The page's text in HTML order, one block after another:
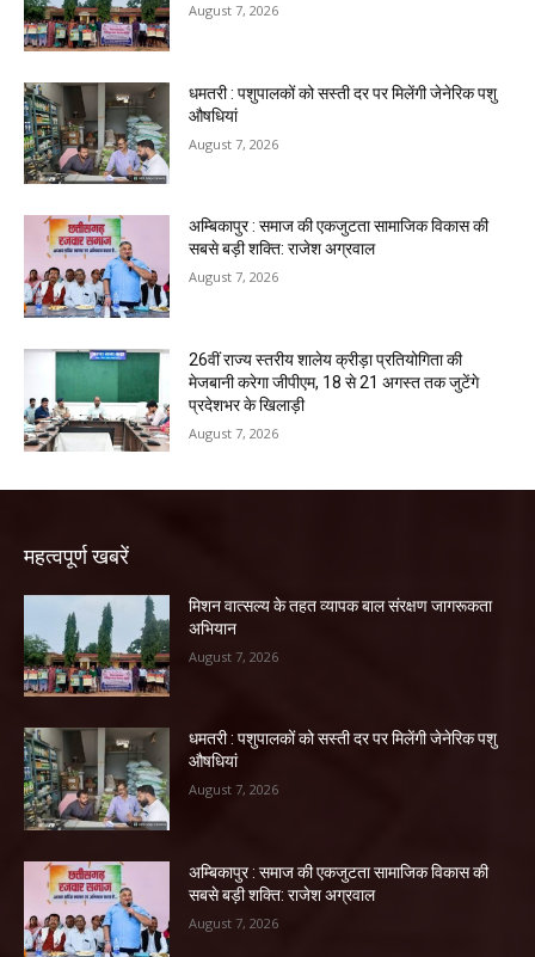
August 7, 2026
धमतरी : पशुपालकों को सस्ती दर पर मिलेंगी जेनेरिक पशु
औषधियां
August 7, 2026
अम्बिकापुर : समाज की एकजुटता सामाजिक विकास की
सबसे बड़ी शक्ति: राजेश अग्रवाल
August 7, 2026
26वीं राज्य स्तरीय शालेय क्रीड़ा प्रतियोगिता की
मेजबानी करेगा जीपीएम, 18 से 21 अगस्त तक जुटेंगे
प्रदेशभर के खिलाड़ी
August 7, 2026
महत्वपूर्ण खबरें
मिशन वात्सल्य के तहत व्यापक बाल संरक्षण जागरूकता
अभियान
August 7, 2026
धमतरी : पशुपालकों को सस्ती दर पर मिलेंगी जेनेरिक पशु
औषधियां
August 7, 2026
अम्बिकापुर : समाज की एकजुटता सामाजिक विकास की
सबसे बड़ी शक्ति: राजेश अग्रवाल
August 7, 2026